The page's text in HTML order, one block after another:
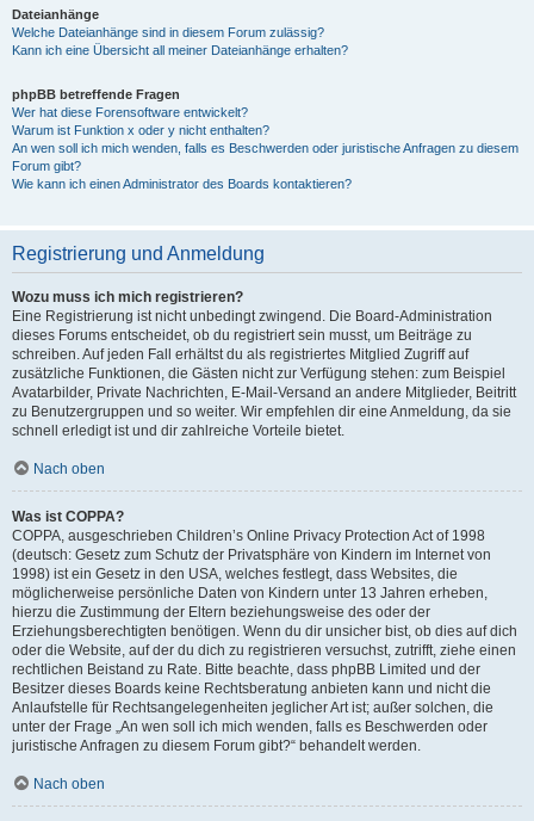
Dateianhänge
Welche Dateianhänge sind in diesem Forum zulässig?
Kann ich eine Übersicht all meiner Dateianhänge erhalten?
phpBB betreffende Fragen
Wer hat diese Forensoftware entwickelt?
Warum ist Funktion x oder y nicht enthalten?
An wen soll ich mich wenden, falls es Beschwerden oder juristische Anfragen zu diesem
Forum gibt?
Wie kann ich einen Administrator des Boards kontaktieren?
Registrierung und Anmeldung
Wozu muss ich mich registrieren?
Eine Registrierung ist nicht unbedingt zwingend. Die Board-Administration
dieses Forums entscheidet, ob du registriert sein musst, um Beiträge zu
schreiben. Auf jeden Fall erhältst du als registriertes Mitglied Zugriff auf
zusätzliche Funktionen, die Gästen nicht zur Verfügung stehen: zum Beispiel
Avatarbilder, Private Nachrichten, E-Mail-Versand an andere Mitglieder, Beitritt
zu Benutzergruppen und so weiter. Wir empfehlen dir eine Anmeldung, da sie
schnell erledigt ist und dir zahlreiche Vorteile bietet.
Nach oben
Was ist COPPA?
COPPA, ausgeschrieben Children’s Online Privacy Protection Act of 1998
(deutsch: Gesetz zum Schutz der Privatsphäre von Kindern im Internet von
1998) ist ein Gesetz in den USA, welches festlegt, dass Websites, die
möglicherweise persönliche Daten von Kindern unter 13 Jahren erheben,
hierzu die Zustimmung der Eltern beziehungsweise des oder der
Erziehungsberechtigten benötigen. Wenn du dir unsicher bist, ob dies auf dich
oder die Website, auf der du dich zu registrieren versuchst, zutrifft, ziehe einen
rechtlichen Beistand zu Rate. Bitte beachte, dass phpBB Limited und der
Besitzer dieses Boards keine Rechtsberatung anbieten kann und nicht die
Anlaufstelle für Rechtsangelegenheiten jeglicher Art ist; außer solchen, die
unter der Frage „An wen soll ich mich wenden, falls es Beschwerden oder
juristische Anfragen zu diesem Forum gibt?“ behandelt werden.
Nach oben